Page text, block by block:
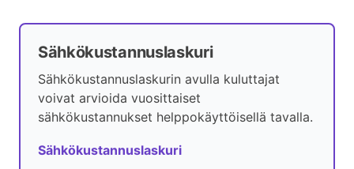
Sähkökustannuslaskuri
Sähkökustannuslaskurin avulla kuluttajat
voivat arvioida vuosittaiset
sähkökustannukset helppokäyttöisellä tavalla.
Sähkökustannuslaskuri